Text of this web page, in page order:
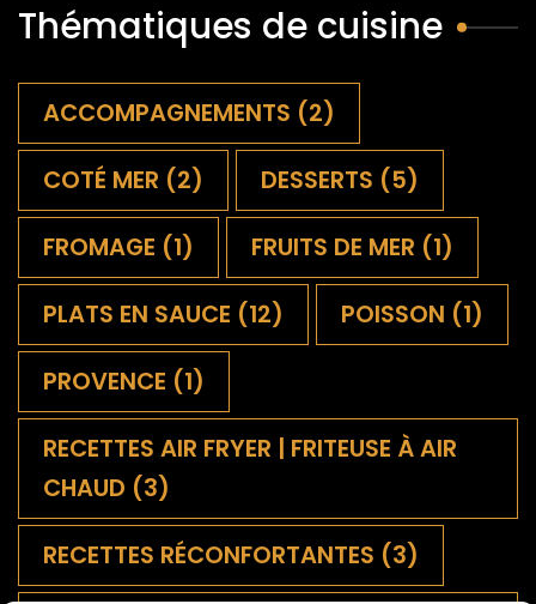
Thématiques de cuisine
ACCOMPAGNEMENTS (2)
COTÉ MER (2) DESSERTS (5)
FROMAGE (1) FRUITS DE MER (1)
PLATS EN SAUCE (12) POISSON (1)
PROVENCE (1)
RECETTES AIR FRYER | FRITEUSE À AIR
CHAUD (3)
RECETTES RÉCONFORTANTES (3)